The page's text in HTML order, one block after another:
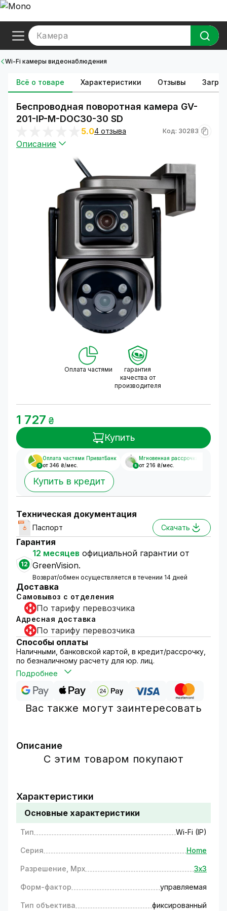
Камера
Wi-Fi камеры видеонаблюдения
Всё о товаре Характеристики Отзывы
Беспроводная поворотная камера GV-
201-IP-M-DOС30-30 SD
5.04 отзыва Код: 30283
Описание
Оплата частями
гарантия
качества от
производителя
1 727 ₴
Купить
5
Оплата частями ПриватБанк
от 346 ₴/мес.
8
Мгновенная рассрочка
от 216 ₴/мес.
Купить в кредит
Техническая документация
Паспорт Скачать
Гарантия
12
12 месяцев официальной гарантии от
GreenVision.
Возврат/обмен осуществляется в течении 14 дней
Доставка
Самовывоз с отделения
По тарифу перевозчика
Адресная доставка
По тарифу перевозчика
Способы оплаты
Наличными, банковской картой, в кредит/рассрочку,
по безналичному расчету для юр. лиц.
Подробнее
Вас также могут заинтересовать
Описание
Обратите внимание:устройство
приобрести отдельно по ссылке:
Импульсный адаптер питания GV-SAS-C 12V3A
(36W)
Надежная защита с
использованием беспроводной
поворотной Wi-Fi камеры GV-201-
IP-M-DOС30-30 SD
Даже самые мелкие детали не ускользнут от
С этим товаром покупают
Характеристики
Основные характеристики
Тип Wi-Fi (IP)
Серия Home
Разрешение, Mpx 3х3
Форм-фактор управляемая
Тип объектива фиксированный